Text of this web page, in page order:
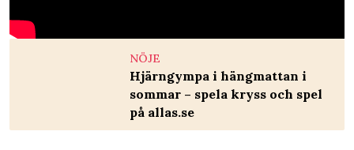
NÖJE
Hjärngympa i hängmattan i
sommar – spela kryss och spel
på allas.se